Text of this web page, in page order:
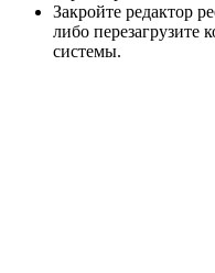
Закройте редактор
либо перезагрузите
системы.